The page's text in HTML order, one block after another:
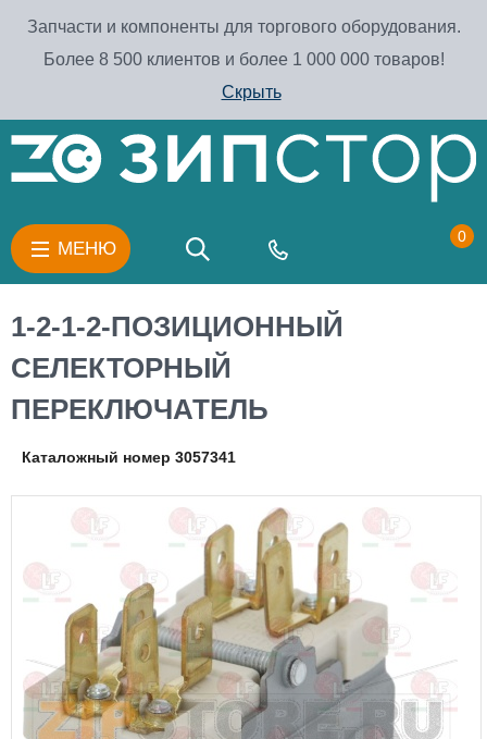
Запчасти и компоненты для торгового оборудования.
Более 8 500 клиентов и более 1 000 000 товаров!
Скрыть
МЕНЮ
0
1-2-1-2-ПОЗИЦИОННЫЙ
СЕЛЕКТОРНЫЙ
ПЕРЕКЛЮЧАТЕЛЬ
Каталожный номер 3057341